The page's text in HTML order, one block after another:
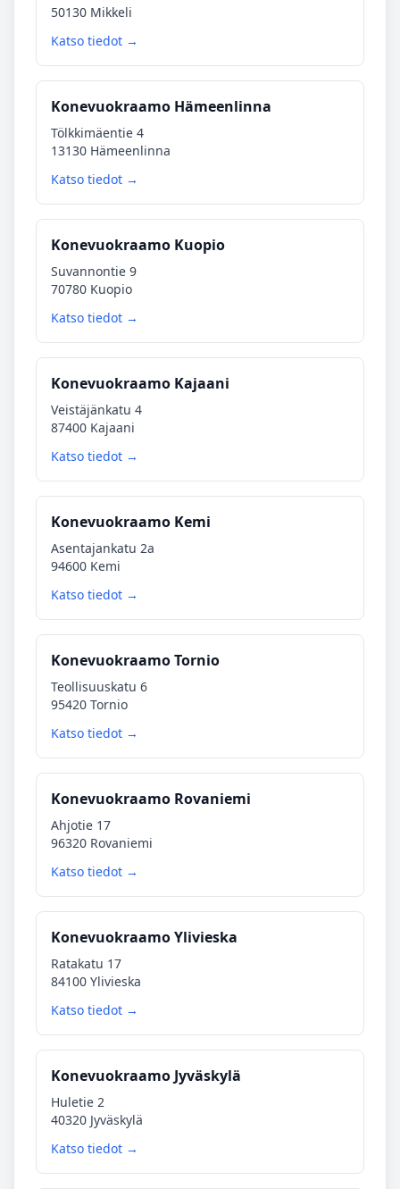
50130 Mikkeli
Katso tiedot →
Konevuokraamo Hämeenlinna
Tölkkimäentie 4
13130 Hämeenlinna
Katso tiedot →
Konevuokraamo Kuopio
Suvannontie 9
70780 Kuopio
Katso tiedot →
Konevuokraamo Kajaani
Veistäjänkatu 4
87400 Kajaani
Katso tiedot →
Konevuokraamo Kemi
Asentajankatu 2a
94600 Kemi
Katso tiedot →
Konevuokraamo Tornio
Teollisuuskatu 6
95420 Tornio
Katso tiedot →
Konevuokraamo Rovaniemi
Ahjotie 17
96320 Rovaniemi
Katso tiedot →
Konevuokraamo Ylivieska
Ratakatu 17
84100 Ylivieska
Katso tiedot →
Konevuokraamo Jyväskylä
Huletie 2
40320 Jyväskylä
Katso tiedot →